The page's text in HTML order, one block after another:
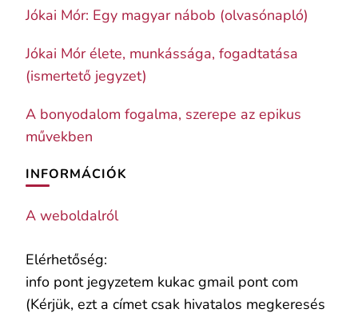
Jókai Mór: Egy magyar nábob (olvasónapló)
Jókai Mór élete, munkássága, fogadtatása
(ismertető jegyzet)
A bonyodalom fogalma, szerepe az epikus
művekben
INFORMÁCIÓK
A weboldalról
Elérhetőség:
info pont jegyzetem kukac gmail pont com
(Kérjük, ezt a címet csak hivatalos megkeresés